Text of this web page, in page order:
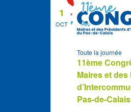
OCT
1
11ème
Maires et
Pas-de-Calais
Toute la journée